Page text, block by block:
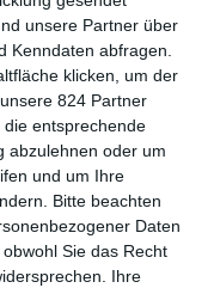
unsere Partner über
Kenndaten abfragen.
klicken, um der
824 Partner
entsprechende
abzulehnen oder um
und um Ihre
Bitte beachten
Daten
Sie das Recht
Ihre
wurde, dass die
Asterix und Obelix
Charaktere
zurückkehren
das Wagnis ging auf,
der Götter
der neuen
den Charme der
Gallier bewahren.
natürlich auch für